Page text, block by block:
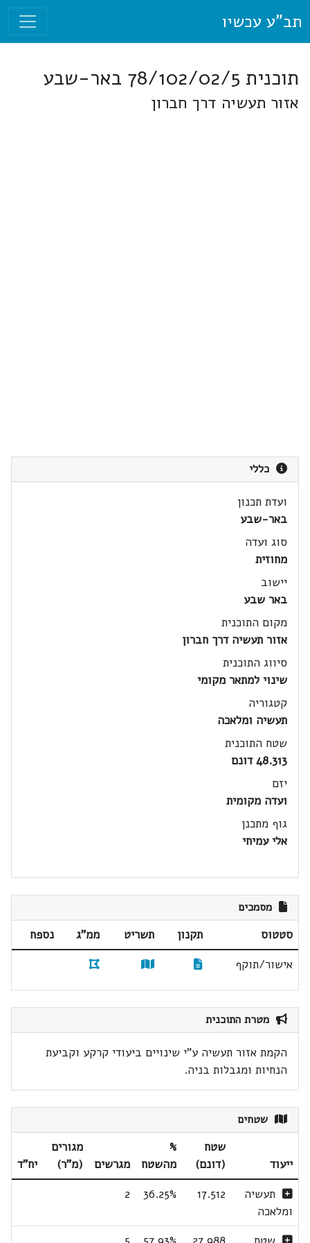
תב"ע עכשיו
תוכנית 78/102/02/5 באר-שבע
אזור תעשיה דרך חברון
כללי
ועדת תכנון
באר-שבע
סוג ועדה
מחוזית
יישוב
באר שבע
מקום התוכנית
אזור תעשיה דרך חברון
סיווג התוכנית
שינוי למתאר מקומי
קטגוריה
תעשיה ומלאכה
שטח התוכנית
48.313 דונם
יזם
ועדה מקומית
גוף מתכנן
אלי עמיחי
מסמכים
סטטוס תקנון תשריט ממ"ג
נספח
אישור/תוקף
מטרת התוכנית
הקמת אזור תעשיה ע"י שינויים ביעודי קרקע וקביעת
הנחיות ומגבלות בניה.
שטחים
ייעוד
שטח
(דונם)
%
מהשטח
מגרשים
מגורים
(מ"ר)
יח"ד
תעשיה
ומלאכה
17.512
36.25%
2